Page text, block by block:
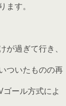
ます。
が過ぎて行き、
ついたものの再
ール方式によ